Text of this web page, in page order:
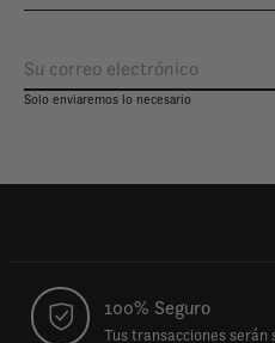
Solo enviaremos lo necesario
100% Seguro
Tus transacciones serán